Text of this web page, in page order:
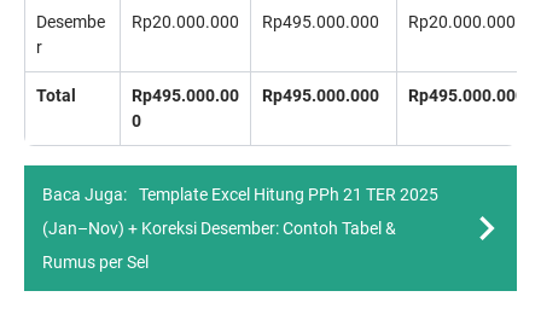
Desembe
r
Rp20.000.000 Rp495.000.000 Rp20.000.000
Total
Rp495.000.00
0
Rp495.000.000 Rp495.000.000
Baca Juga:
Template Excel Hitung PPh 21 TER 2025
(Jan–Nov) + Koreksi Desember: Contoh Tabel &
Rumus per Sel